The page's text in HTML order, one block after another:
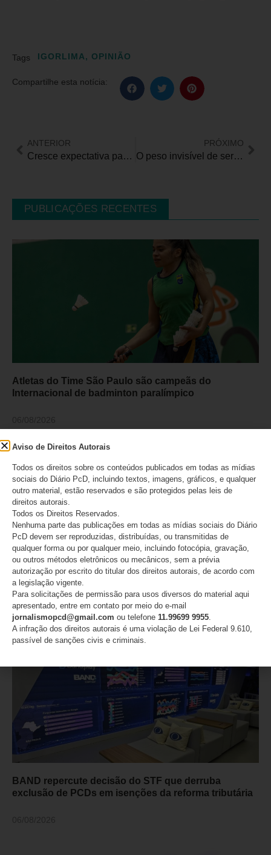
Tags IGORLIMA, OPINIÃO
Compartilhe esta notícia:
ANTERIOR
Cresce expectativa para o lançamento do Jeep Avenger com isenções para pessoas com deficiência
PRÓXIMO
O peso invisível de ser pessoa com deficiência visual e diabético: a falta de acessibilidade que o Governo escolhe não enxergar
PUBLICAÇÕES RECENTES
Atletas do Time São Paulo são campeãs do
Internacional de badminton paralímpico
A conscientização avançou, a aceitação ainda não
06/08/2026
BAND repercute decisão do STF que derruba
exclusão de PCDs em isenções da reforma tributária
Aviso de Direitos Autorais
Todos os direitos sobre os conteúdos publicados em todas as mídias
sociais do Diário PcD, incluindo textos, imagens, gráficos, e qualquer
outro material, estão reservados e são protegidos pelas leis de
direitos autorais.
Todos os Direitos Reservados.
Nenhuma parte das publicações em todas as mídias sociais do Diário
PcD devem ser reproduzidas, distribuídas, ou transmitidas de
qualquer forma ou por qualquer meio, incluindo fotocópia, gravação,
ou outros métodos eletrônicos ou mecânicos, sem a prévia
autorização por escrito do titular dos direitos autorais, de acordo com
a legislação vigente.
Para solicitações de permissão para usos diversos do material aqui
apresentado, entre em contato por meio do e-mail
jornalismopcd@gmail.com ou telefone 11.99699 9955
A infração dos direitos autorais é uma violação de Lei Federal 9.610,
passível de sanções civis e criminais.